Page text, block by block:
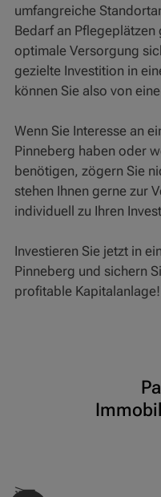
umfangreiche
Bedarf an
optimale Versorgung
gezielte Investition in
können Sie also von
Wenn Sie Interesse an
Pinneberg haben oder
benötigen, zögern Sie
stehen Ihnen gerne zur
individuell zu Ihren
Investieren Sie jetzt in
Pinneberg und sichern
profitable Kapitalanlage!